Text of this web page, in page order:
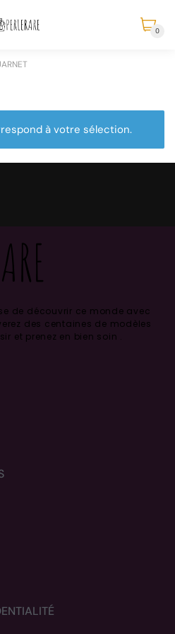
0
à votre sélection.
de découvrir ce monde avec
des centaines de modèles
et prenez en bien soin .